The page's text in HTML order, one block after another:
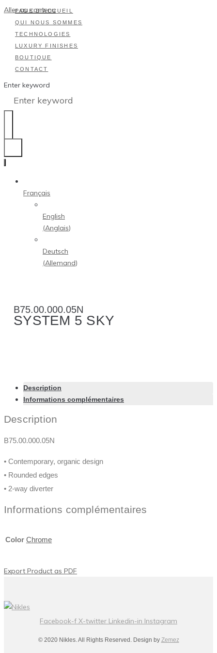
Aller au contenu
PAGE D’ACCUEIL
QUI NOUS SOMMES
TECHNOLOGIES
LUXURY FINISHES
BOUTIQUE
CONTACT
Enter keyword
Français
English
(Anglais)
Deutsch
(Allemand)
B75.00.000.05N
SYSTEM 5 SKY
Description
Informations complémentaires
Description
B75.00.000.05N
• Contemporary, organic design
• Rounded edges
• 2-way diverter
Informations complémentaires
Color Chrome
Export Product as PDF
Facebook-f X-twitter Linkedin-in Instagram
© 2020 Nikles. All Rights Reserved. Design by Zemez